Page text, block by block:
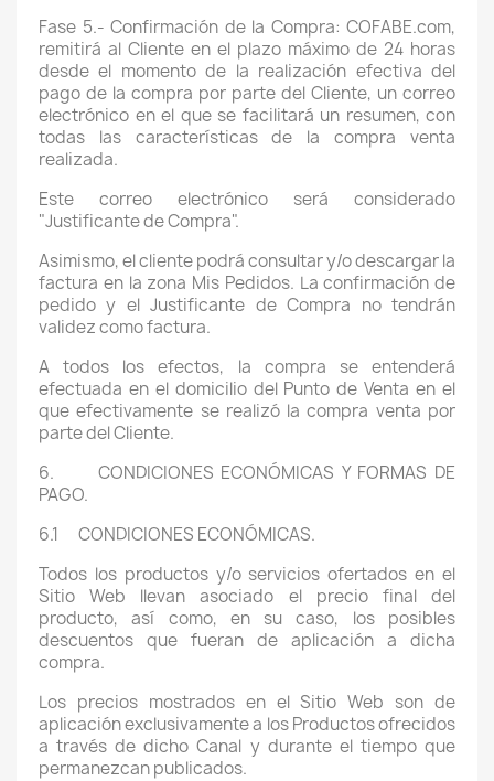
Fase 5.- Confirmación de la Compra: COFABE.com,
remitirá al Cliente en el plazo máximo de 24 horas
desde el momento de la realización efectiva del
pago de la compra por parte del Cliente, un correo
electrónico en el que se facilitará un resumen, con
todas las características de la compra venta
realizada.
Este correo electrónico será considerado
"Justificante de Compra".
Asimismo, el cliente podrá consultar y/o descargar la
factura en la zona Mis Pedidos. La confirmación de
pedido y el Justificante de Compra no tendrán
validez como factura.
A todos los efectos, la compra se entenderá
efectuada en el domicilio del Punto de Venta en el
que efectivamente se realizó la compra venta por
parte del Cliente.
6. CONDICIONES ECONÓMICAS Y FORMAS DE
PAGO.
6.1 CONDICIONES ECONÓMICAS.
Todos los productos y/o servicios ofertados en el
Sitio Web llevan asociado el precio final del
producto, así como, en su caso, los posibles
descuentos que fueran de aplicación a dicha
compra.
Los precios mostrados en el Sitio Web son de
aplicación exclusivamente a los Productos ofrecidos
a través de dicho Canal y durante el tiempo que
permanezcan publicados.